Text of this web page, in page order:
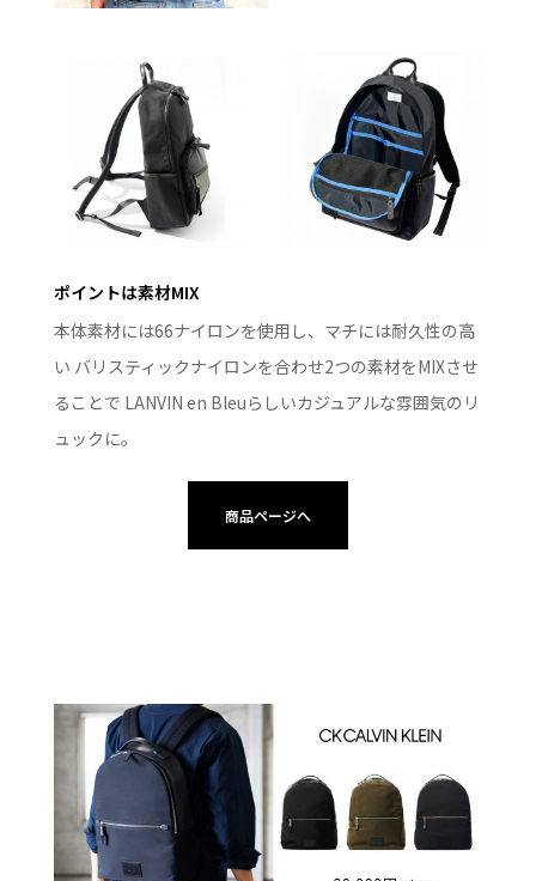
ポイントは素材MIX
本体素材には66ナイロンを使用し、マチには耐久性の高
い バリスティックナイロンを合わせ2つの素材をMIXさせ
ることで LANVIN en Bleuらしいカジュアルな雰囲気のリ
ュックに。
商品ページへ